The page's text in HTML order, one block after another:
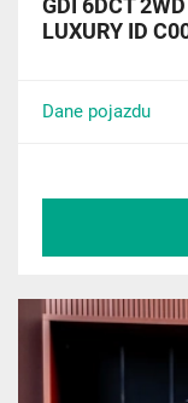
GDI 6DCT
LUXURY ID
Dane pojazdu